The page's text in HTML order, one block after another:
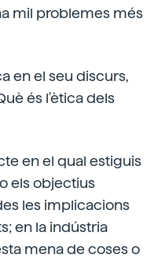
mil problemes més
en el seu discurs,
és l'ètica dels
en el qual estiguis
els objectius
les implicacions
en la indústria
mena de coses o